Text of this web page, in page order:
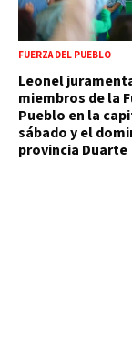
FUERZA DEL PUEBLO
Leonel
miembros de la
Pueblo en la
sábado y el
provincia Duarte